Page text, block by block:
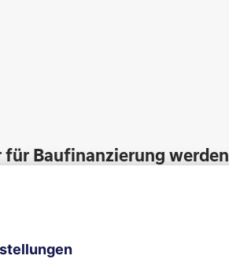
Baufinanzierung werden